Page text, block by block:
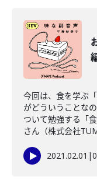
今回は、食を学ぶ
がどういうことな
ついて勉強する「
さん（株式会社
2021.02.01 |